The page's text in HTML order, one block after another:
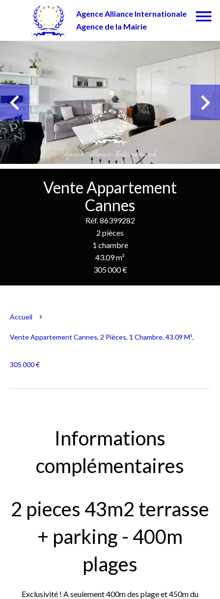
Agence Alliance Internationale
Agence de la Mairie
Vente Appartement
Cannes
Réf. 86399282
2 pièces
1 chambre
43.09 m²
305 000 €
Accueil
Vente Appartement Cannes, 2 Pièces, 1 Chambre, 43.09 M²,
305 000 €
Informations
complémentaires
2 pieces 43m2 terrasse
+ parking - 400m
plages
Exclusivité ! A seulement 400m des plage et 450m du